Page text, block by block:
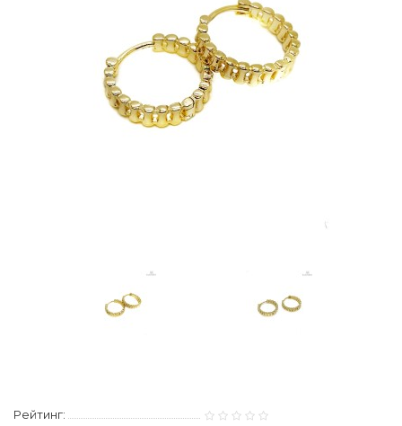
Рейтинг: